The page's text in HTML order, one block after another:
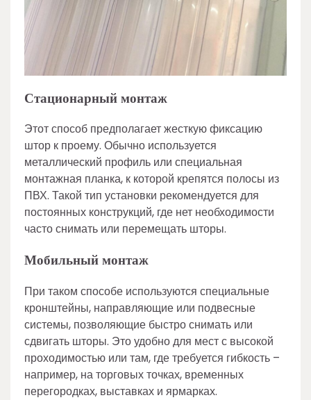
Стационарный монтаж
Этот способ предполагает жесткую фиксацию
штор к проему. Обычно используется
металлический профиль или специальная
монтажная планка, к которой крепятся полосы из
ПВХ. Такой тип установки рекомендуется для
постоянных конструкций, где нет необходимости
часто снимать или перемещать шторы.
Мобильный монтаж
При таком способе используются специальные
кронштейны, направляющие или подвесные
системы, позволяющие быстро снимать или
сдвигать шторы. Это удобно для мест с высокой
проходимостью или там, где требуется гибкость –
например, на торговых точках, временных
перегородках, выставках и ярмарках.